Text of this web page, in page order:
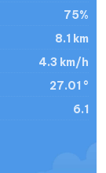
75%
8.1 km
4.3 km/h
27.01 °
6.1